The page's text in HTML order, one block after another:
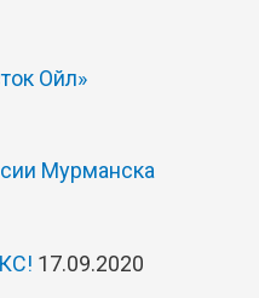
Ойл»
Мурманска
17.09.2020